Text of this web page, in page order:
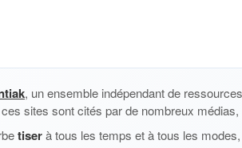
, un ensemble indépendant de
sites sont cités par de nombreux
tiserà tous les temps et à tous les